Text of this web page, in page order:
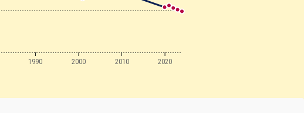
1990 2000 2010 2020